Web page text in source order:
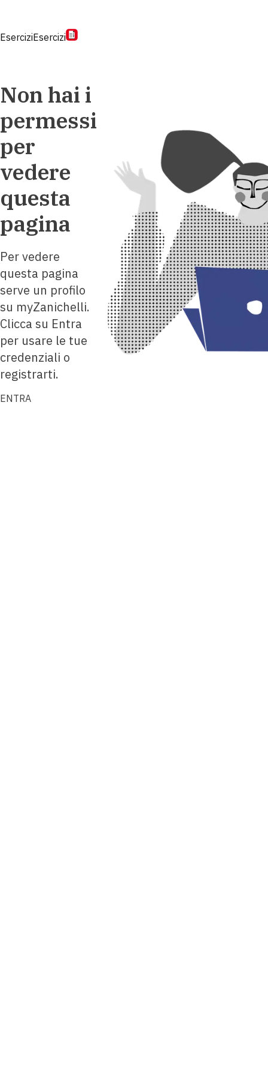
EserciziEsercizi
Non hai i
permessi
per
vedere
questa
pagina
Per vedere
questa pagina
serve un profilo
su myZanichelli.
Clicca su Entra
per usare le tue
credenziali o
registrarti.
ENTRA